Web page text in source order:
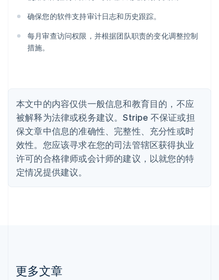
确保您的软件支持审计日志和历史跟踪。
每月审查访问权限，并根据团队职责的变化调整控制
措施。
本文中的内容仅供一般信息和教育目的，不应
被解释为法律或税务建议。Stripe 不保证或担
保文章中信息的准确性、完整性、充分性或时
效性。您应该寻求在您的司法管辖区获得执业
许可的合格律师或会计师的建议，以就您的特
定情况提供建议。
更多文章
DeutschEnglish
English
巴西
比利时
波兰
English
丹麦
English
德国
Deutsch English
法国
FrançaisEnglish
芬兰
克罗地亚
EnglishItaliano